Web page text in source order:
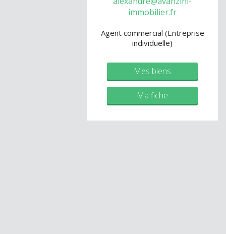
immobilier.fr
Agent commercial (Entreprise
individuelle)
Mes biens
Ma fiche